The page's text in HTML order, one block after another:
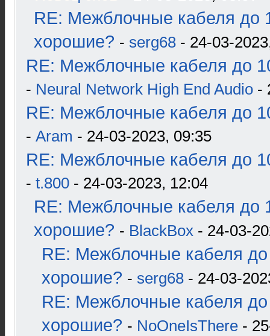
RE: Межблочные кабеля до
хорошие? - serg68 - 24-03-
RE: Межблочные кабеля до
- Neural Network High End Audio -
RE: Межблочные кабеля до
- Aram - 24-03-2023, 09:35
RE: Межблочные кабеля до
- t.800 - 24-03-2023, 12:04
RE: Межблочные кабеля до
хорошие? - BlackBox - 24-03-
RE: Межблочные кабеля до
хорошие? - serg68 - 24-03-
RE: Межблочные кабеля до
хорошие? - NoOneIsThere -